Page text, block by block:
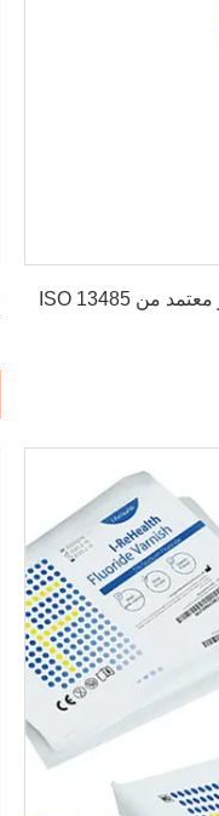
ورنيش فلوريد الصوديوم 5٪ أصفر معتمد من ISO 13485